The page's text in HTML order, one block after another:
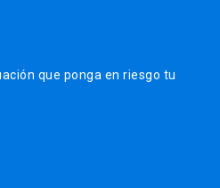
que ponga en riesgo tu